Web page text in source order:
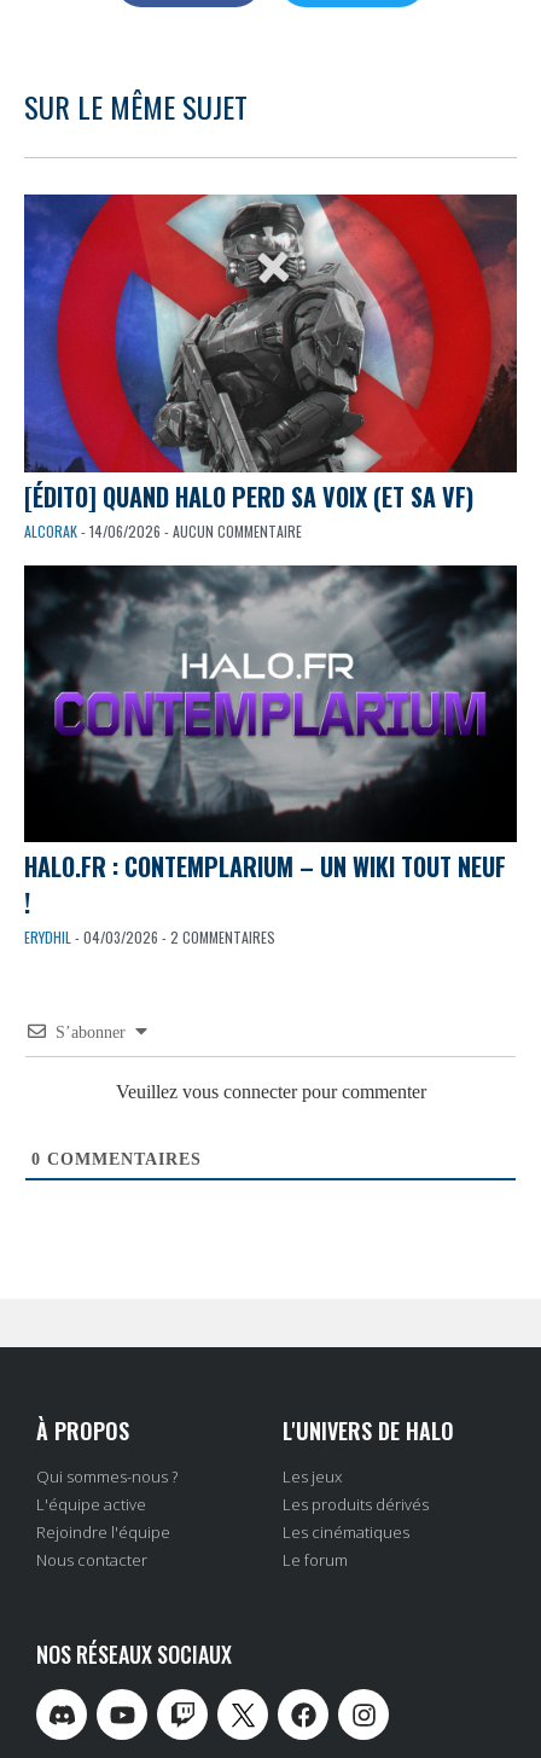
SUR LE MÊME SUJET
[ÉDITO] QUAND HALO PERD SA VOIX (ET SA VF)
ALCORAK- 14/06/2026 - AUCUN COMMENTAIRE
HALO.FR : CONTEMPLARIUM – UN WIKI TOUT NEUF
!
ERYDHIL - 04/03/2026 - 2 COMMENTAIRES
S’abonner
Veuillez vous connecter pour commenter
0 COMMENTAIRES
À PROPOS
Qui sommes-nous ?
L'équipe active
Rejoindre l'équipe
Nous contacter
L'UNIVERS DE HALO
Les jeux
Les produits dérivés
Les cinématiques
Le forum
NOS RÉSEAUX SOCIAUX